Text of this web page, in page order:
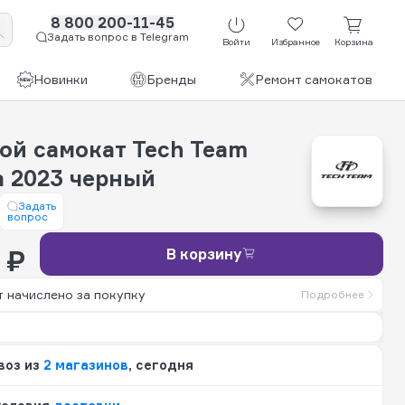
8 800 200-11-45
Задать вопрос в Telegram Войти Избранное Корзина
Новинки Бренды Ремонт самокатов
самокат Tech Team
2023 черный
Задать
вопрос
₽ В корзину
начислено за покупку Подробнее
из 2 магазинов, сегодня